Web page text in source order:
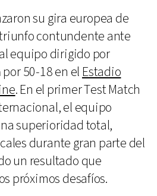
su gira europea de
contundente ante
equipo dirigido por
por 50-18 en el Estadio
. En el primer Test Match
el equipo
superioridad total,
durante gran parte del
un resultado que
próximos desafíos.